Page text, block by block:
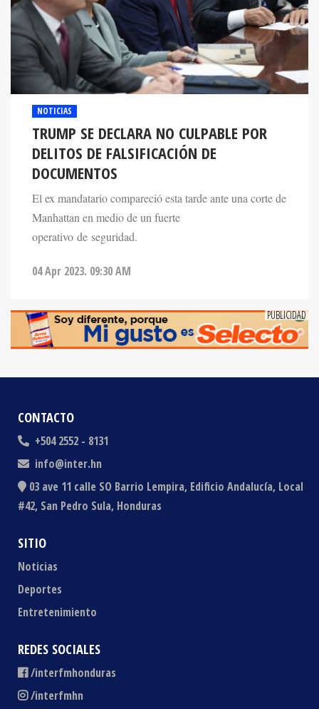
NOTICIAS
TRUMP SE DECLARA NO CULPABLE POR
DELITOS DE FALSIFICACIÓN DE
DOCUMENTOS
El ex mandatario compareció esta tarde ante una corte de
Manhattan en medio de un fuerte
operativo de seguridad.
CONTACTO
+504 2552 - 8131
info@inter.hn
03 ave 11 calle SO Barrio Lempira, Edificio Andalucía, Local
#42, San Pedro Sula, Honduras
SITIO
Noticias
Deportes
Entretenimiento
REDES SOCIALES
/interfmhonduras
/interfmhn